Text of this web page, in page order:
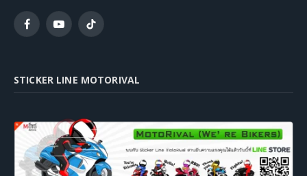
FacebookYouTubeTikTok
STICKER LINE MOTORIVAL